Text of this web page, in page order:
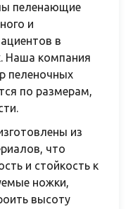
пеленающие
и
в
Наша компания
пеленочных
по размерам,
из
что
и стойкость к
ножки,
высоту